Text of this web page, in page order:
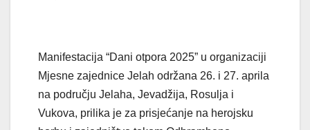
Manifestacija “Dani otpora 2025” u organizaciji
Mjesne zajednice Jelah održana 26. i 27. aprila
na području Jelaha, Jevadžija, Rosulja i
Vukova, prilika je za prisjećanje na herojsku